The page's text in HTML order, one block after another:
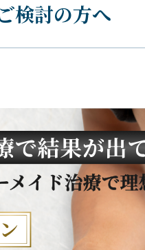
検討の方へ